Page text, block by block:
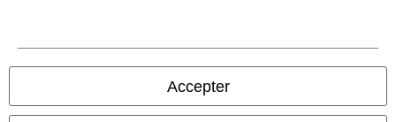
Accepter
Tous nos prix sont T.T.C. Cependant, ils ne comprennent pasles frais
denvoi.
© 1986-2026 Large Popmerchandising BV